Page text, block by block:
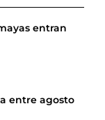
entran
entre agosto